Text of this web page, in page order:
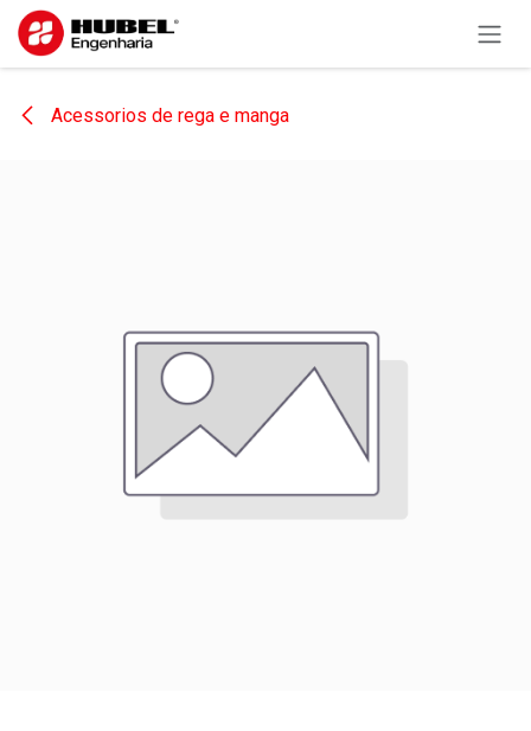
Pular para o conteúdo
Acessorios de rega e manga